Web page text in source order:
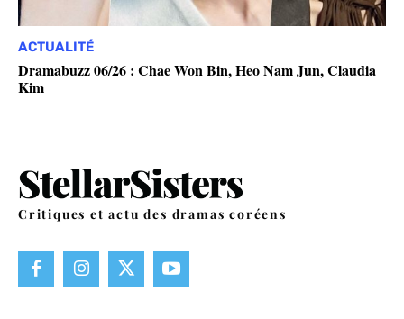
ACTUALITÉ
Dramabuzz 06/26 : Chae Won Bin, Heo Nam Jun, Claudia
Kim
Critiques et actu des dramas coréens